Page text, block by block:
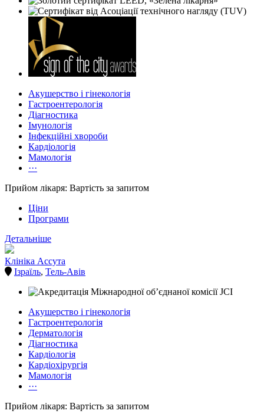
Акушерство і гінекологія
Гастроентерологія
Діагностика
Імунологія
Інфекційні хвороби
Кардіологія
Мамологія
···
Прийом лікаря: Вартість за запитом
Ціни
Програми
Детальніше
Клініка Ассута
Ізраїль, Тель-Авів
Акушерство і гінекологія
Гастроентерологія
Дерматологія
Діагностика
Кардіологія
Кардіохірургія
Мамологія
···
Прийом лікаря: Вартість за запитом